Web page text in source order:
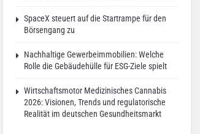
SpaceX steuert auf die Startrampe für den
Börsengang zu
Nachhaltige Gewerbeimmobilien: Welche
Rolle die Gebäudehülle für ESG-Ziele spielt
Wirtschaftsmotor Medizinisches Cannabis
2026: Visionen, Trends und regulatorische
Realität im deutschen Gesundheitsmarkt